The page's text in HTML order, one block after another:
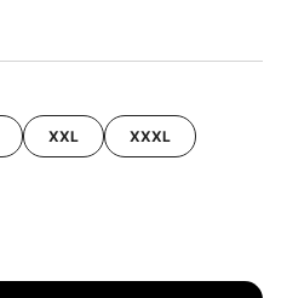
XXL XXXL